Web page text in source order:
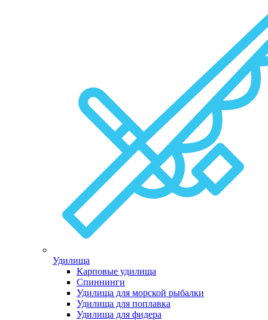
Удилища
Карповые удилища
Спиннинги
Удилища для морской рыбалки
Удилища для поплавка
Удилища для фидера